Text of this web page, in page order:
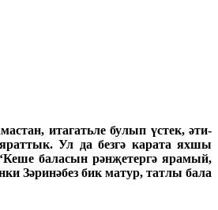
итагатьле булып үстек, әти-
Ул да безгә карата яхшы
баласын рәнҗетергә ярамый,
Зәринәбез бик матур, татлы бала